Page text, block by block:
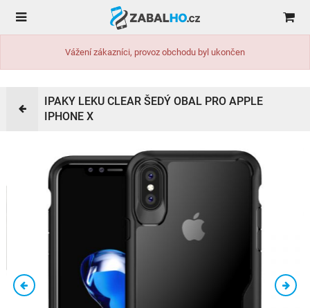
Vážení zákazníci, provoz obchodu byl ukončen
IPAKY LEKU CLEAR ŠEDÝ OBAL PRO APPLE
IPHONE X